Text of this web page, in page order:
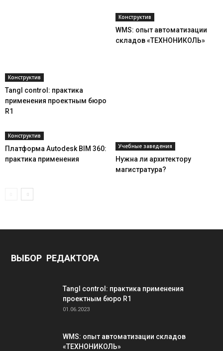
Конструктив
Tangl control: практика
применения проектным бюро
R1
Конструктив
WMS: опыт автоматизации
складов «ТЕХНОНИКОЛЬ»
Конструктив
Платформа Autodesk BIM 360:
практика применения
Учебные заведения
Нужна ли архитектору
магистратура?
ВЫБОР РЕДАКТОРА
Tangl control: практика применения
проектным бюро R1
01.06.2023
WMS: опыт автоматизации складов
«ТЕХНОНИКОЛЬ»